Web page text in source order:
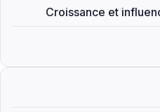
Croissance et